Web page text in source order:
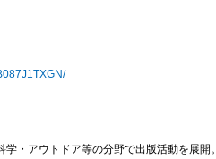
・アウトドア等の分野で出版活動を展開。